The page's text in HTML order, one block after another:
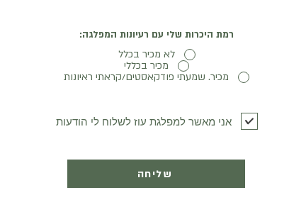
רמת היכרות שלי עם רעיונות המפלגה:
לא מכיר בכלל
מכיר בכללי
מכיר. שמעתי פודקאסטים/קראתי ראיונות
אני מאשר למפלגת עוז לשלוח לי הודעות
שליחה